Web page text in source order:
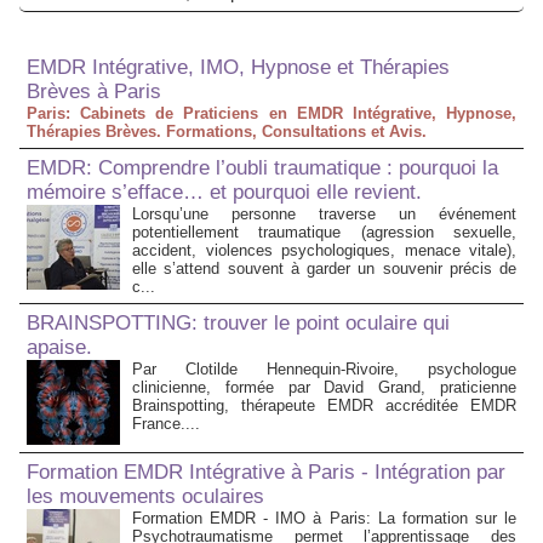
EMDR Intégrative, IMO, Hypnose et Thérapies
Brèves à Paris
Paris: Cabinets de Praticiens en EMDR Intégrative, Hypnose,
Thérapies Brèves. Formations, Consultations et Avis.
EMDR: Comprendre l’oubli traumatique : pourquoi la
mémoire s’efface… et pourquoi elle revient.
Lorsqu’une personne traverse un événement
potentiellement traumatique (agression sexuelle,
accident, violences psychologiques, menace vitale),
elle s’attend souvent à garder un souvenir précis de
c...
BRAINSPOTTING: trouver le point oculaire qui
apaise.
Par Clotilde Hennequin-Rivoire, psychologue
clinicienne, formée par David Grand, praticienne
Brainspotting, thérapeute EMDR accréditée EMDR
France....
Formation EMDR Intégrative à Paris - Intégration par
les mouvements oculaires
Formation EMDR - IMO à Paris: La formation sur le
Psychotraumatisme permet l’apprentissage des